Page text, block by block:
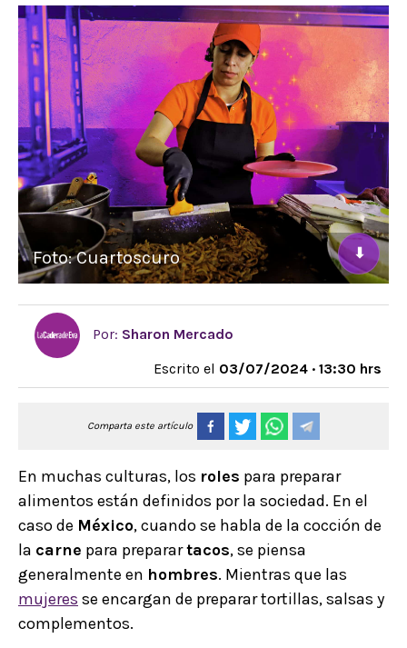
Foto: Cuartoscuro ⬇
Por: Sharon Mercado
Escrito el 03/07/2024 · 13:30 hrs
Comparta este artículo
En muchas culturas, los roles para preparar
alimentos están definidos por la sociedad. En el
caso de México, cuando se habla de la cocción de
la carne para preparartacos, se piensa
generalmente en hombres. Mientras que las
mujeres se encargan de preparar tortillas, salsas y
complementos.